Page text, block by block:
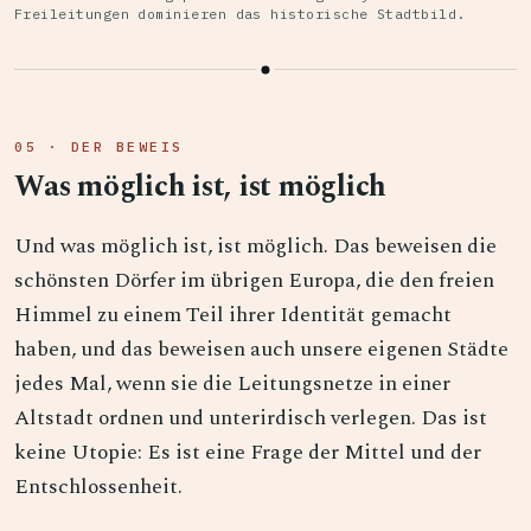
Freileitungen dominieren das historische Stadtbild.
05 · DER BEWEIS
Was möglich ist, ist möglich
Und was möglich ist, ist möglich. Das beweisen die
schönsten Dörfer im übrigen Europa, die den freien
Himmel zu einem Teil ihrer Identität gemacht
haben, und das beweisen auch unsere eigenen Städte
jedes Mal, wenn sie die Leitungsnetze in einer
Altstadt ordnen und unterirdisch verlegen. Das ist
keine Utopie: Es ist eine Frage der Mittel und der
Entschlossenheit.